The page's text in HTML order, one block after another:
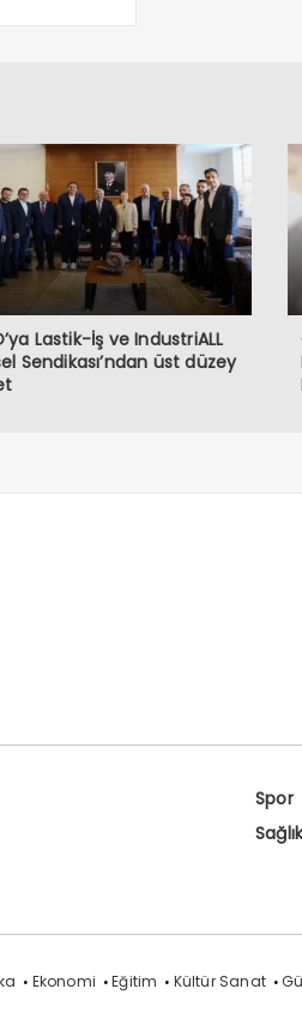
Lastik-İş ve IndustriALL
Sendikası’ndan üst düzey
Spor
Ekonomi Eğitim Kültür Sanat